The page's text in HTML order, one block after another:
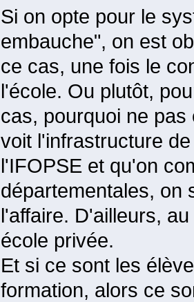
Si on opte pour le
embauche", on est
ce cas, une fois le
l'école. Ou plutôt,
cas, pourquoi ne
voit l'infrastructure
l'IFOPSE et qu'on
départementales, on
l'affaire. D'ailleurs,
école privée.
Et si ce sont les
formation, alors ce